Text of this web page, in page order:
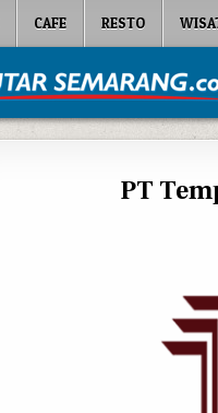
CAFE RESTO
Semarang
PT